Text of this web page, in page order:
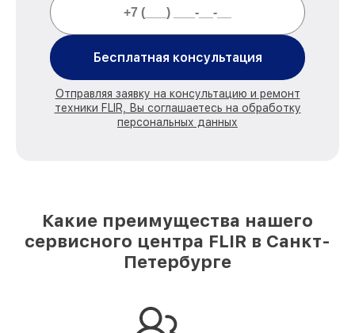
Бесплатная консультация
Отправляя заявку на консультацию и ремонт
техники FLIR, Вы соглашаетесь на обработку
персональных данных
Какие преимущества нашего
сервисного центра FLIR в Санкт-
Петербурге